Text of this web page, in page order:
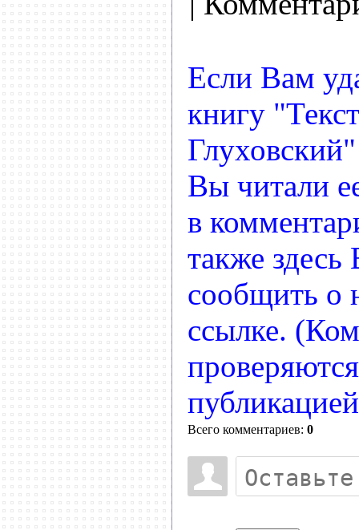
Если Вам
книгу
Вы читали
в
также
сообщить о
ссылке.
Всего комментариев: 0